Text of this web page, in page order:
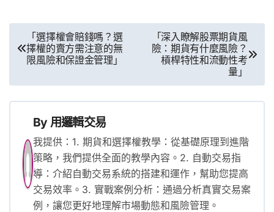
章
覽
「選擇權會賠錢嗎？選
擇權的賣方需注意的無
限風險和保證金管理」
「深入瞭解股票期貨風
險：期貨有什麼風險？
槓桿特性和流動性考
量」
By 用邏輯交易
我提供：1. 期貨和選擇權教學：從基礎原理到進階
策略，我們提供全面的教學內容。2. 自動交易指
導：介紹自動交易系統的搭建和運作，幫助您提高
交易效率。3. 實戰案例分析：通過分析真實交易案
例，讓您更好地理解市場動態和風險管理。